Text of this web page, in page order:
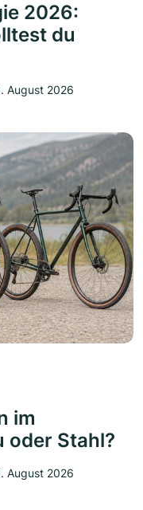
2026:
du
August 2026
im
oder Stahl?
August 2026